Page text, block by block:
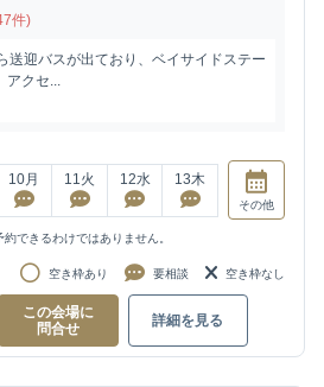
件)
送迎バスが出ており、ベイサイドステー
アクセ...
10月 11火 12水 13木
その他
できるわけではありません。
空き枠あり 要相談 空き枠なし
この会場に
問合せ
詳細を見る